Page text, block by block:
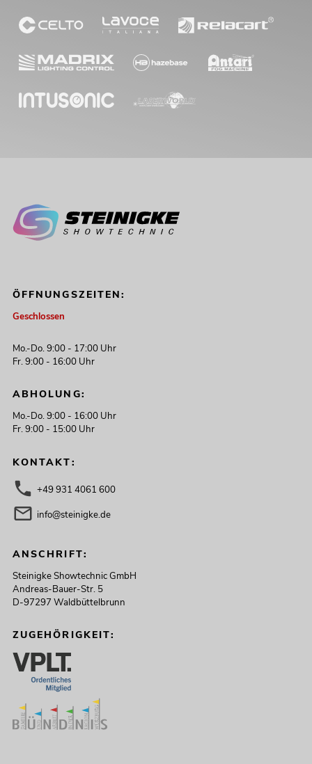
ÖFFNUNGSZEITEN:
Geschlossen
Mo.-Do. 9:00 - 17:00 Uhr
Fr. 9:00 - 16:00 Uhr
ABHOLUNG:
Mo.-Do. 9:00 - 16:00 Uhr
Fr. 9:00 - 15:00 Uhr
KONTAKT:
+49 931 4061 600
info@steinigke.de
ANSCHRIFT:
Steinigke Showtechnic GmbH
Andreas-Bauer-Str. 5
D-97297 Waldbüttelbrunn
ZUGEHÖRIGKEIT: